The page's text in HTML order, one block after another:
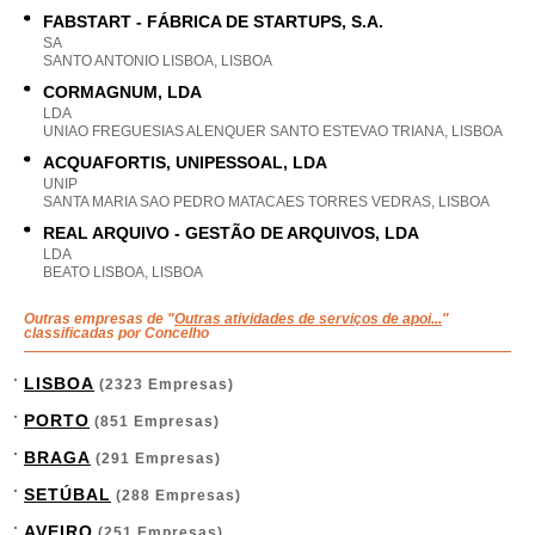
FABSTART - FÁBRICA DE STARTUPS, S.A.
SA
SANTO ANTONIO LISBOA, LISBOA
CORMAGNUM, LDA
LDA
UNIAO FREGUESIAS ALENQUER SANTO ESTEVAO TRIANA, LISBOA
ACQUAFORTIS, UNIPESSOAL, LDA
UNIP
SANTA MARIA SAO PEDRO MATACAES TORRES VEDRAS, LISBOA
REAL ARQUIVO - GESTÃO DE ARQUIVOS, LDA
LDA
BEATO LISBOA, LISBOA
Outras empresas de "Outras atividades de serviços de apoi..."
classificadas por Concelho
LISBOA (2323 Empresas)
PORTO (851 Empresas)
BRAGA (291 Empresas)
SETÚBAL (288 Empresas)